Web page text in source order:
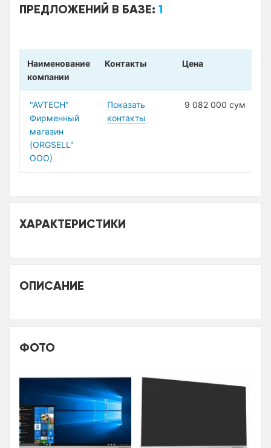
ПРЕДЛОЖЕНИЙ В БАЗЕ:1
Наименование
компании
Контакты Цена
"AVTECH"
Фирменный
магазин
(ORGSELL"
ООО)
Показать
контакты
9 082 000 сум
ХАРАКТЕРИСТИКИ
ОПИСАНИЕ
ФОТО